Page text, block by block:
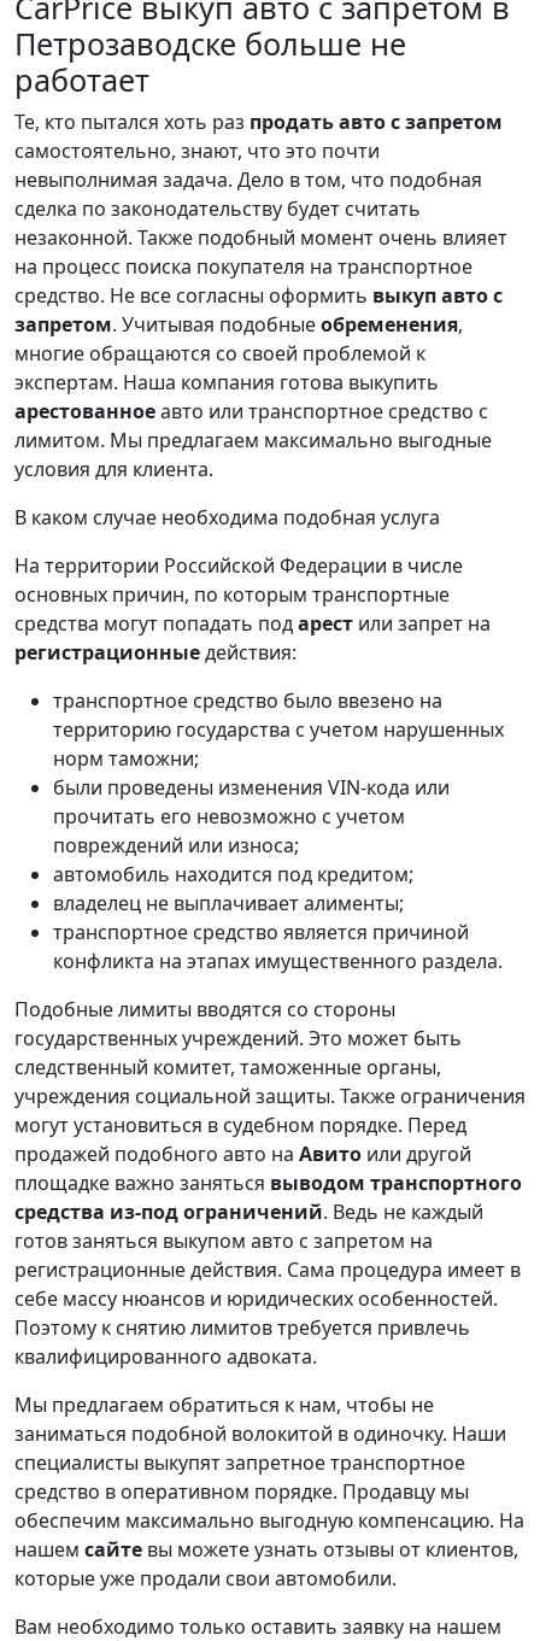
Петрозаводске больше не
работает
Те, кто пытался хоть раз продать авто с запретом
самостоятельно, знают, что это почти
невыполнимая задача. Дело в том, что подобная
сделка по законодательству будет считать
незаконной. Также подобный момент очень влияет
на процесс поиска покупателя на транспортное
средство. Не все согласны оформить выкуп авто с
запретом. Учитывая подобныеобременения,
многие обращаются со своей проблемой к
экспертам. Наша компания готова выкупить
арестованноеавто или транспортное средство с
лимитом. Мы предлагаем максимально выгодные
условия для клиента.
В каком случае необходима подобная услуга
На территории Российской Федерации в числе
основных причин, по которым транспортные
средства могут попадать подарест или запрет на
регистрационныедействия:
транспортное средство было ввезено на
территорию государства с учетом нарушенных
норм таможни;
были проведены изменения VIN-кода или
прочитать его невозможно с учетом
повреждений или износа;
автомобиль находится под кредитом;
владелец не выплачивает алименты;
транспортное средство является причиной
конфликта на этапах имущественного раздела.
Подобные лимиты вводятся со стороны
государственных учреждений. Это может быть
следственный комитет, таможенные органы,
учреждения социальной защиты. Также ограничения
могут установиться в судебном порядке. Перед
продажей подобного авто на Авито или другой
площадке важно заняться выводом транспортного
средства из-под ограничений. Ведь не каждый
готов заняться выкупом авто с запретом на
регистрационные действия. Сама процедура имеет в
себе массу нюансов и юридических особенностей.
Поэтому к снятию лимитов требуется привлечь
квалифицированного адвоката.
Мы предлагаем обратиться к нам, чтобы не
заниматься подобной волокитой в одиночку. Наши
специалисты выкупят запретное транспортное
средство в оперативном порядке. Продавцу мы
обеспечим максимально выгодную компенсацию. На
нашем сайте вы можете узнать отзывы от клиентов,
которые уже продали свои автомобили.
Вам необходимо только оставить заявку на нашем